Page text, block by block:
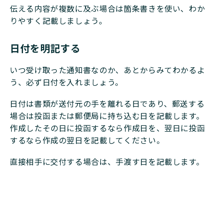
伝える内容が複数に及ぶ場合は箇条書きを使い、わか
りやすく記載しましょう。
日付を明記する
いつ受け取った通知書なのか、あとからみてわかるよ
う、必ず日付を入れましょう。
日付は書類が送付元の手を離れる日であり、郵送する
場合は投函または郵便局に持ち込む日を記載します。
作成したその日に投函するなら作成日を、翌日に投函
するなら作成の翌日を記載してください。
直接相手に交付する場合は、手渡す日を記載します。